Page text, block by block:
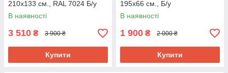
210х133 см., RAL 7024 Б/у
В наявності
3 510 ₴ 3 900 ₴
Купити
195х66 см., Б/у
В наявності
1 900 ₴ 2 000 ₴
Купити